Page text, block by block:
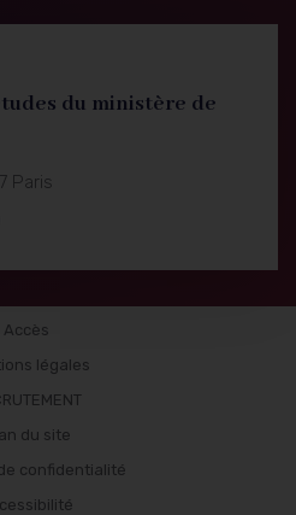
du ministère de
Paris
Accès
légales
du site
confidentialité